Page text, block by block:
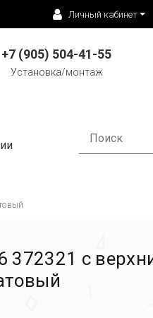
Личный кабинет
+7 (905) 504-41-55
Установка/монтаж
372321 с